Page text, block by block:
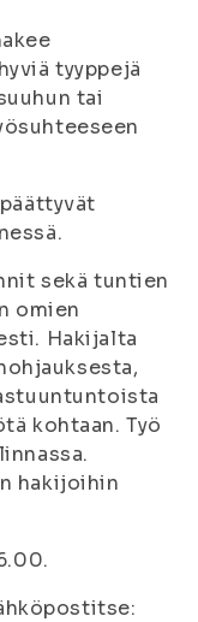
tyyppejä
tai
sekä tuntien
omien
Hakijalta
kohtaan. Työ
hakijoihin